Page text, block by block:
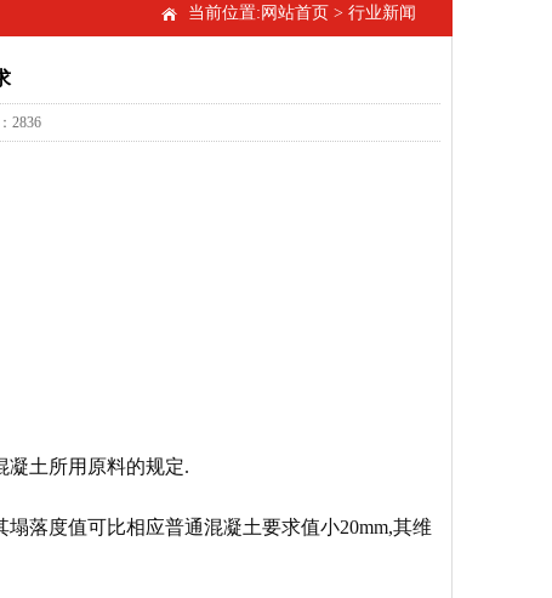
当前位置: 网站首页 > 行业新闻
2836
凝土所用原料的规定.
落度值可比相应普通混凝土要求值小20mm,其维